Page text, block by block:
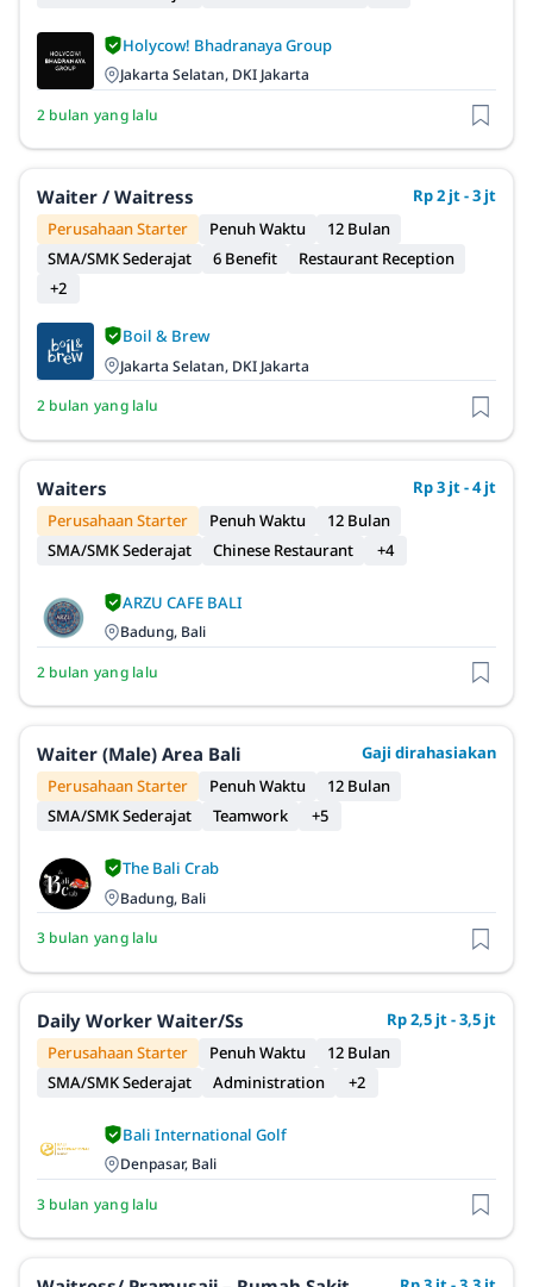
Holycow! Bhadranaya Group
Jakarta Selatan, DKI Jakarta
2 bulan yang lalu
Waiter / Waitress
Rp 2 jt - 3 jt
Perusahaan Starter
Penuh Waktu
12 Bulan
SMA/SMK Sederajat
6 Benefit
Restaurant Reception
+2
Boil & Brew
Jakarta Selatan, DKI Jakarta
2 bulan yang lalu
Waiters
Rp 3 jt - 4 jt
Perusahaan Starter
Penuh Waktu
12 Bulan
SMA/SMK Sederajat
Chinese Restaurant +4
ARZU CAFE BALI
Badung, Bali
2 bulan yang lalu
Waiter (Male) Area Bali
Gaji dirahasiakan
Perusahaan Starter
Penuh Waktu
12 Bulan
SMA/SMK Sederajat
Teamwork +5
The Bali Crab
Badung, Bali
3 bulan yang lalu
Daily Worker Waiter/ss
Rp 2,5 jt - 3,5 jt
Perusahaan Starter
Penuh Waktu
12 Bulan
SMA/SMK Sederajat
Administration +2
Bali International Golf
Denpasar, Bali
3 bulan yang lalu